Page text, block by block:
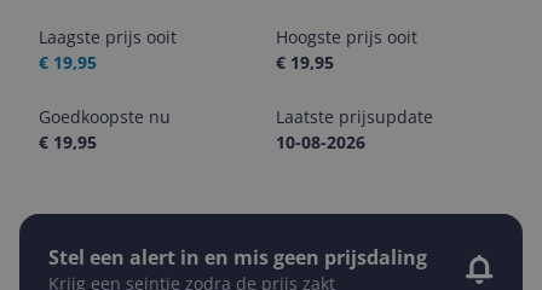
Laagste prijs ooit
€ 19,95
Hoogste prijs ooit
€ 19,95
Goedkoopste nu
€ 19,95
Laatste prijsupdate
10-08-2026
Stel een alert in en mis geen prijsdaling
Krijg een seintje zodra de prijs zakt